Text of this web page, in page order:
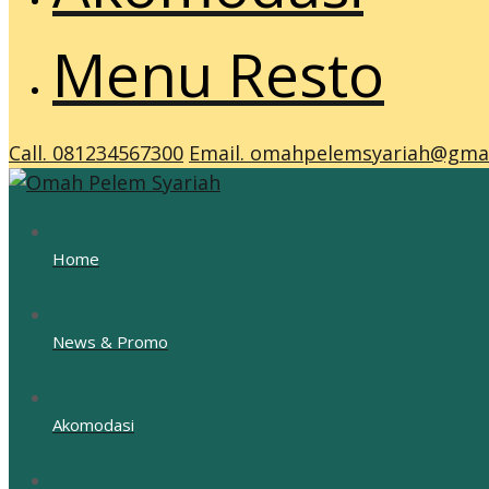
Menu Resto
Call. 081234567300 Email.
Home
News & Promo
Akomodasi